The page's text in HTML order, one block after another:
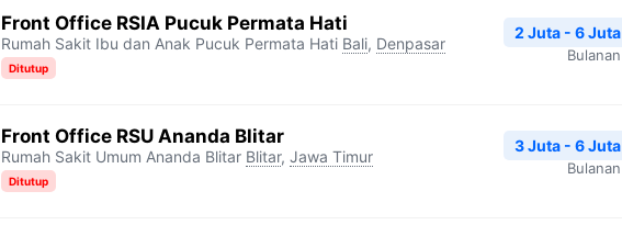
t
e
r
g
r
a
s
A
L
i
Front Office RSIA Pucuk Permata Hati
Rumah Sakit Ibu dan Anak Pucuk Permata Hati Bali, Denpasar
Ditutup
2 Juta - 6 Juta
Bulanan
Front Office RSU Ananda Blitar
Rumah Sakit Umum Ananda Blitar Blitar, Jawa Timur
Ditutup
3 Juta - 6 Juta
Bulanan